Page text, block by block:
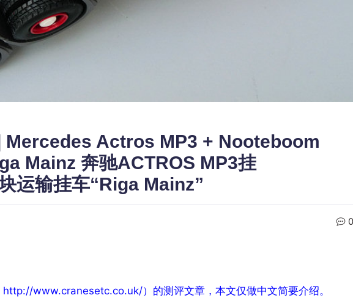
Actros MP3 + Nooteboom
Mainz 奔驰ACTROS MP3挂
运输挂车“Riga Mainz”
http://www.cranesetc.co.uk/）的测评文章，本文仅做中文简要介绍。